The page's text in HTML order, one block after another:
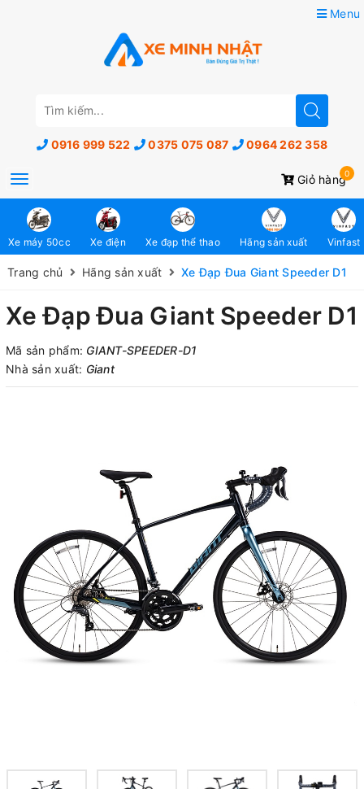
Menu
0916 999 522 0375 075 087 0964 262 358
Giỏ hàng0
Toggle
navigation
Xe máy 50cc Xe điện Xe đạp thể thao Hãng sản xuất Vinfast
Trang chủ Hãng sản xuất Xe Đạp Đua Giant Speeder D1
Xe Đạp Đua Giant Speeder D1
Mã sản phẩm: GIANT-SPEEDER-D1
Nhà sản xuất: Giant